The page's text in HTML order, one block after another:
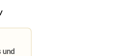
und